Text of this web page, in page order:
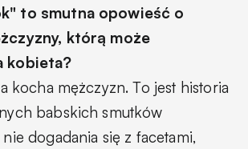
to smutna opowieść o
którą może
kobieta?
kocha mężczyzn. To jest historia
babskich smutków
dogadania się z facetami,